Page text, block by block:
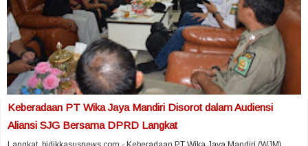
Keberadaan PT Wika Jaya Mandiri Disorot dalam Audiensi
Aliansi SJG Bersama DPRD Langkat